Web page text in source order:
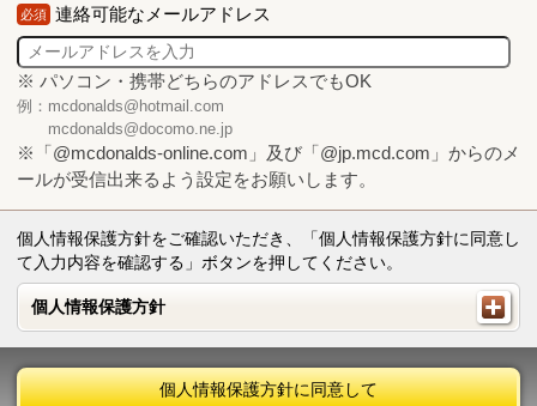
必須 連絡可能なメールアドレス
※ パソコン・携帯どちらのアドレスでもOK
例：mcdonalds@hotmail.com
mcdonalds@docomo.ne.jp
※「@mcdonalds-online.com」及び「@jp.mcd.com」からのメ
ールが受信出来るよう設定をお願いします。
個人情報保護方針をご確認いただき、「個人情報保護方針に同意し
て入力内容を確認する」ボタンを押してください。
個人情報保護方針
個人情報保護方針
個人情報保護方針に同意して